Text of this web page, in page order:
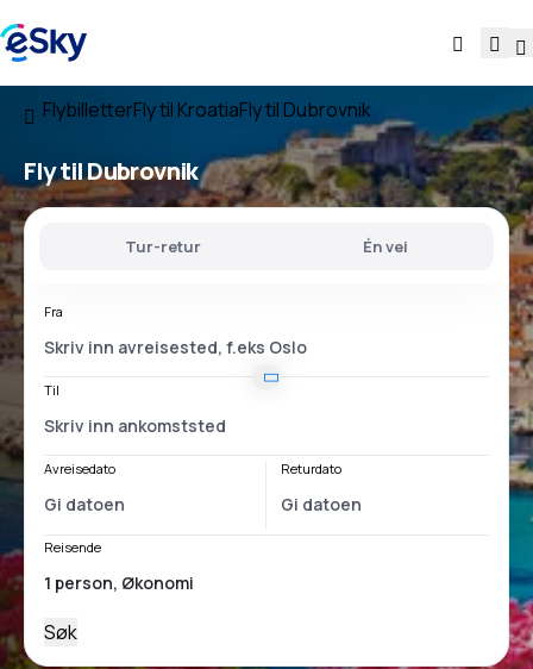
FlybilletterFly til KroatiaFly til Dubrovnik
Fly til Dubrovnik
Tur-retur Én vei
Fra
Til
Avreisedato Returdato
Reisende
Søk